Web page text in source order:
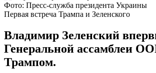
Фото: Пресс-служба президента Украины
Первая встреча Трампа и Зеленского
Владимир Зеленский
Генеральной ассамблеи
Трампом.